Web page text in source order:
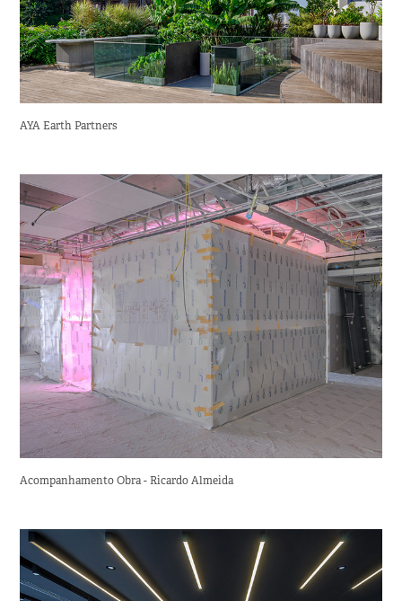
AYA Earth Partners
Acompanhamento Obra - Ricardo Almeida